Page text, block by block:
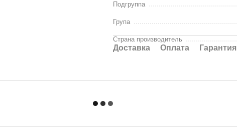
Подгруппа
Група
Страна производитель
Доставка Оплата Гарантия